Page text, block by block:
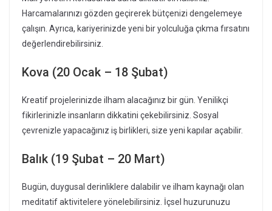
Harcamalarınızı gözden geçirerek bütçenizi dengelemeye
çalışın. Ayrıca, kariyerinizde yeni bir yolculuğa çıkma fırsatını
değerlendirebilirsiniz.
Kova (20 Ocak – 18 Şubat)
Kreatif projelerinizde ilham alacağınız bir gün. Yenilikçi
fikirlerinizle insanların dikkatini çekebilirsiniz. Sosyal
çevrenizle yapacağınız iş birlikleri, size yeni kapılar açabilir.
Balık (19 Şubat – 20 Mart)
Bugün, duygusal derinliklere dalabilir ve ilham kaynağı olan
meditatif aktivitelere yönelebilirsiniz. İçsel huzurunuzu